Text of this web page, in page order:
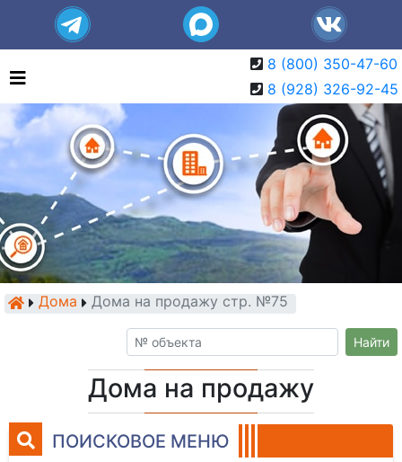
8 (800) 350-47-60
8 (928) 326-92-45
Дома Дома на продажу стр. №75
Найти
Дома на продажу
ПОИСКОВОЕ МЕНЮ